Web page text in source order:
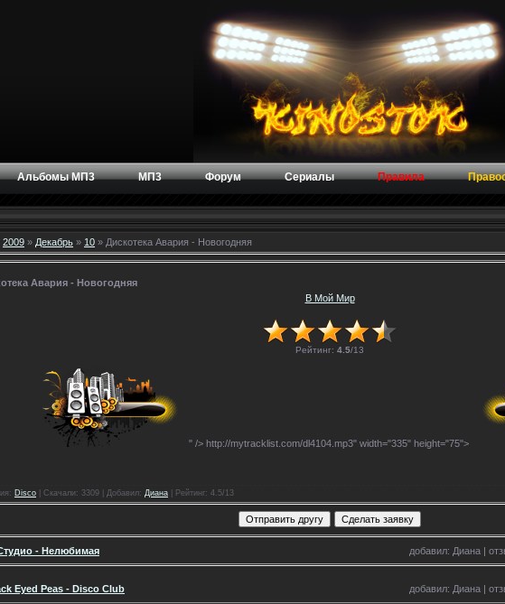
Альбомы МП3 МП3 Форум Сериалы Правила
2009 » Декабрь » 10 » Дискотека Авария - Новогодняя
Авария - Новогодняя
В Мой Мир
Рейтинг: 4.5/13
" /> http://mytracklist.com/dl4104.mp3" width="335" height="75">
: Disco Скачали: 3309 | Добавил: Диана Рейтинг: 4.5/13
- Нелюбимая добавил: Диана |
Eyed Peas - Disco Club добавил: Диана |